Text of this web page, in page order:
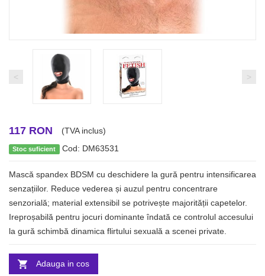
< >
117 RON (TVA inclus)
Stoc suficient Cod: DM63531
Mască spandex BDSM cu deschidere la gură pentru intensificarea
senzațiilor. Reduce vederea și auzul pentru concentrare
senzorială; material extensibil se potrivește majorității capetelor.
Ireproșabilă pentru jocuri dominante îndată ce controlul accesului
la gură schimbă dinamica flirtului sexuală a scenei private.
Adauga in cos